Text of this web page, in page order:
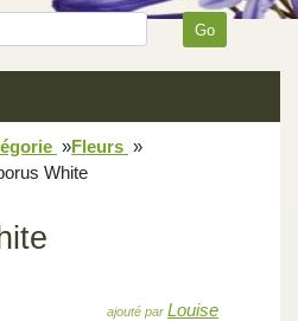
Go
»Fleurs »
White
ajouté par Louise